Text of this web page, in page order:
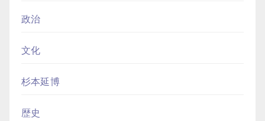
政治
文化
杉本延博
歴史